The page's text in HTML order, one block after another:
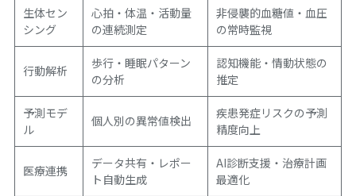
生体セン
シング
心拍・体温・活動量
の連続測定
非侵襲的血糖値・血圧
の常時監視
行動解析
歩行・睡眠パターン
の分析
認知機能・情動状態の
推定
予測モデ
ル
個人別の異常値検出
疾患発症リスクの予測
精度向上
医療連携
データ共有・レポー
ト自動生成
AI診断支援・治療計画
最適化